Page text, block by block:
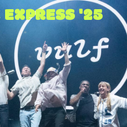
'25
そろそろ辞めよ